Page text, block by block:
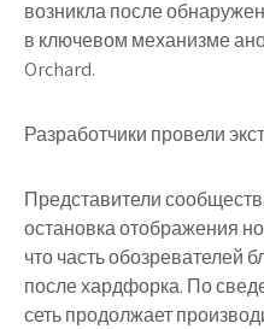
возникла после
в ключевом механизме
Orchard.
Разработчики провели
Представители
остановка отображения
что часть обозревателей
после хардфорка. По
сеть продолжает